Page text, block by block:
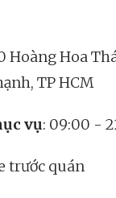
Hoàng Hoa
TP HCM
vụ: 09:00 -
trước quán